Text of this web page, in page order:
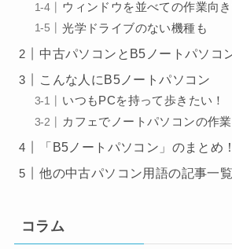
ウィンドウを並べての作業向
光学ドライブのない機種も
中古パソコンとB5ノートパソコ
こんな人にB5ノートパソコン
いつもPCを持って歩きたい！
カフェでノートパソコンの作業
「B5ノートパソコン」のまとめ！
他の中古パソコン用語の記事一覧
コラム